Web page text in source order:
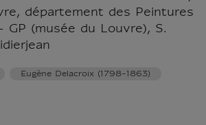
département des Peintures
(musée du Louvre), S.
Eugène Delacroix (1798-1863)